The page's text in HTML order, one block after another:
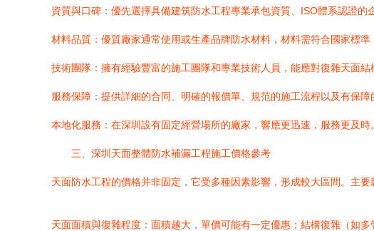
資質與口碑：優先選擇具備建筑防水工程專業承包資質、ISO體系認證
材料品質：優質廠家通常使用或生產品牌防水材料，材料需符合國家標
技術團隊：擁有經驗豐富的施工團隊和專業技術人員，能應對復雜天面結
服務保障：提供詳細的合同、明確的報價單、規范的施工流程以及有保
本地化服務：在深圳設有固定經營場所的廠家，響應更迅速，服務更及時。
三、深圳天面整體防水補漏工程施工價格參考
天面防水工程的價格并非固定，它受多種因素影響，形成較大區間。主要
天面面積與復雜程度：面積越大，單價可能有一定優惠；結構復雜（如